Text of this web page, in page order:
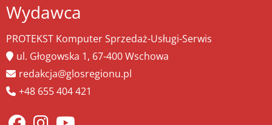
Wydawca
PROTEKST Komputer Sprzedaż-Usługi-Serwis
ul. Głogowska 1, 67-400 Wschowa
redakcja@glosregionu.pl
+48 655 404 421